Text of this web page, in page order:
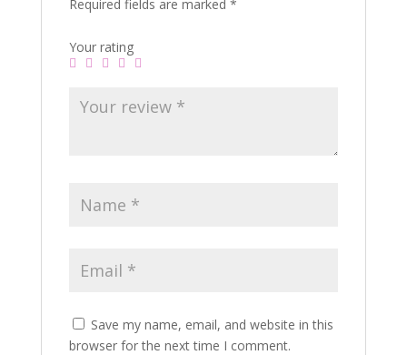
Required fields are marked *
Your rating
Save my name, email, and website in this
browser for the next time I comment.